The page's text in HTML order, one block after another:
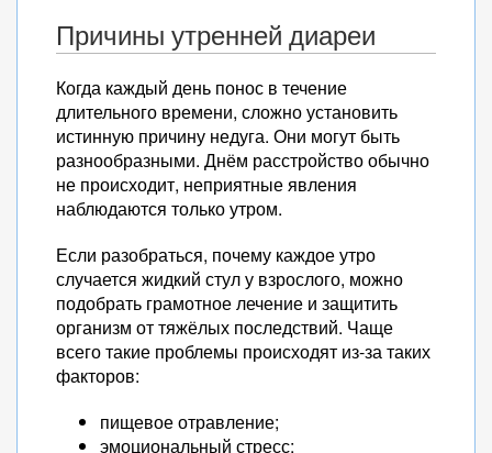
Причины утренней диареи
Когда каждый день понос в течение
длительного времени, сложно установить
истинную причину недуга. Они могут быть
разнообразными. Днём расстройство обычно
не происходит, неприятные явления
наблюдаются только утром.
Если разобраться, почему каждое утро
случается жидкий стул у взрослого, можно
подобрать грамотное лечение и защитить
организм от тяжёлых последствий. Чаще
всего такие проблемы происходят из-за таких
факторов:
пищевое отравление;
эмоциональный стресс;